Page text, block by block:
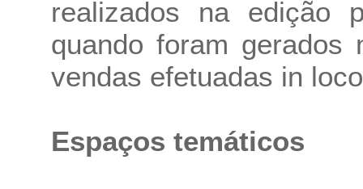
realizados na edição
quando foram
vendas efetuadas in
Espaços temáticos